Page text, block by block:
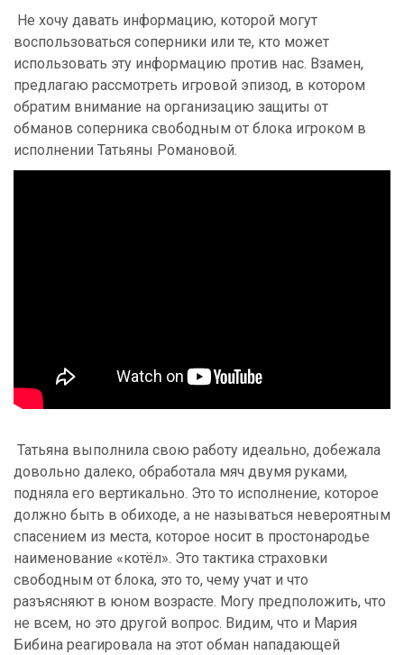
Не хочу давать информацию, которой могут
воспользоваться соперники или те, кто может
использовать эту информацию против нас. Взамен,
предлагаю рассмотреть игровой эпизод, в котором
обратим внимание на организацию защиты от
обманов соперника свободным от блока игроком в
исполнении Татьяны Романовой.
Татьяна выполнила свою работу идеально, добежала
довольно далеко, обработала мяч двумя руками,
подняла его вертикально. Это то исполнение, которое
должно быть в обиходе, а не называться невероятным
спасением из места, которое носит в простонародье
наименование «котёл». Это тактика страховки
свободным от блока, это то, чему учат и что
разъясняют в юном возрасте. Могу предположить, что
не всем, но это другой вопрос. Видим, что и Мария
Бибина реагировала на этот обман нападающей